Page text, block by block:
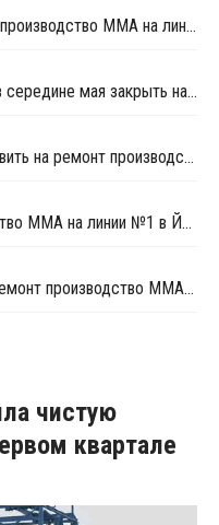
Lotte MCC планирует возобновить производство ММА на линии №2 в Йосу
Tongsuh Petrochemical планирует в середине мая закрыть на ремонт линию №3 по выпуску АКН в Ульсане
LX MMA планирует в марте остановить на ремонт производство ММА на линии №2 в Йосу
Lotte MCC возобновила производство ММА на линии №1 в Йосу
Lotte MCC планирует закрыть на ремонт производство ММА на линии №1 в Йосу
чистую
квартале